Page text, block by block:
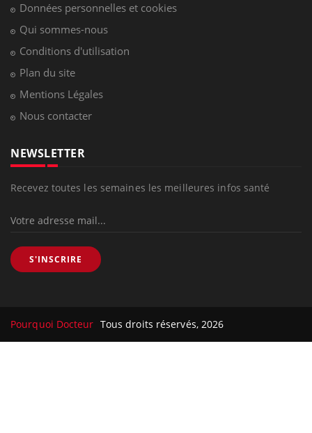
Données personnelles et cookies
Qui sommes-nous
Conditions d'utilisation
Plan du site
Mentions Légales
Nous contacter
NEWSLETTER
Recevez toutes les semaines les meilleures infos santé
S'INSCRIRE
Pourquoi Docteur Tous droits réservés, 2026